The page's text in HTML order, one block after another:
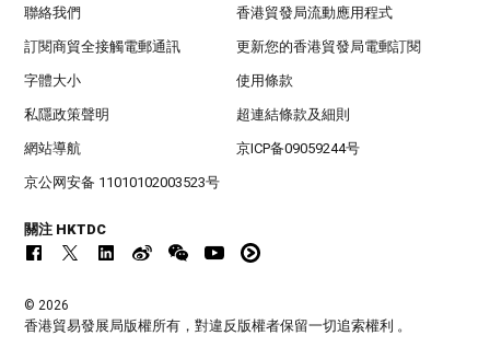
聯絡我們 香港貿發局流動應用程式
訂閱商貿全接觸電郵通訊 更新您的香港貿發局電郵訂閱
字體大小 使用條款
私隱政策聲明 超連結條款及細則
網站導航 京ICP备09059244号
京公网安备 11010102003523号
關注 HKTDC
© 2026
香港貿易發展局版權所有，對違反版權者保留一切追索權利 。